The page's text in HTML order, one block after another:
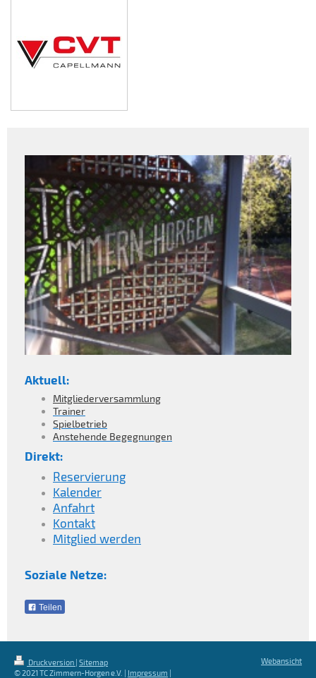
Aktuell:
Mitgliederversammlung
Trainer
Spielbetrieb
Anstehende Begegnungen
Direkt:
Reservierung
Kalender
Anfahrt
Kontakt
Mitglied werden
Soziale Netze:
Teilen
Druckversion | Sitemap
© 2021 TC Zimmern-Horgen e.V. | Impressum |
Webansicht